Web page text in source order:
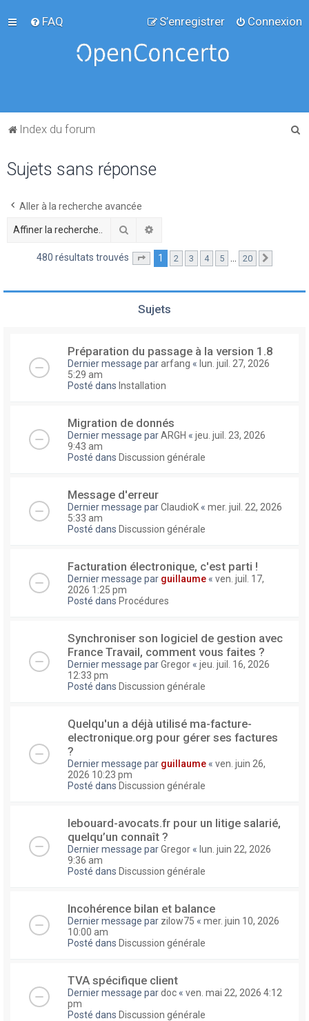
FAQ Connexion
S’enregistrer
Index du forum
Sujets sans réponse
Aller à la recherche avancée
Rechercher
480 résultats trouvés Page sur20
1 2 3 4 5 … 20
Sujets
Préparation du passage à la version 1.8
Dernier message pararfang « lun. juil. 27, 2026
5:29 am
Posté dans Installation
Migration de donnés
Dernier message parARGH « jeu. juil. 23, 2026
9:43 am
Posté dans Discussion générale
Message d'erreur
Dernier message parClaudioK « mer. juil. 22, 2026
5:33 am
Posté dans Discussion générale
Facturation électronique, c'est parti !
Dernier message par guillaume « ven. juil. 17,
2026 1:25 pm
Posté dans Procédures
Synchroniser son logiciel de gestion avec
France Travail, comment vous faites ?
Dernier message parGregor « jeu. juil. 16, 2026
12:33 pm
Posté dans Discussion générale
Quelqu'un a déjà utilisé ma-facture-
electronique.org pour gérer ses factures
?
Dernier message par guillaume « ven. juin 26,
2026 10:23 pm
Posté dans Discussion générale
lebouard-avocats.fr pour un litige salarié,
quelqu’un connaît ?
Dernier message parGregor « lun. juin 22, 2026
9:36 am
Posté dans Discussion générale
Incohérence bilan et balance
Dernier message par zilow75 « mer. juin 10, 2026
10:00 am
Posté dans Discussion générale
TVA spécifique client
Dernier message pardoc « ven. mai 22, 2026 4:12
pm
Posté dans Discussion générale